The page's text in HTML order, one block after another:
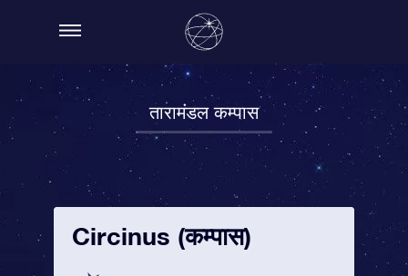
तारामंडल कम्पास
Circinus (कम्पास)